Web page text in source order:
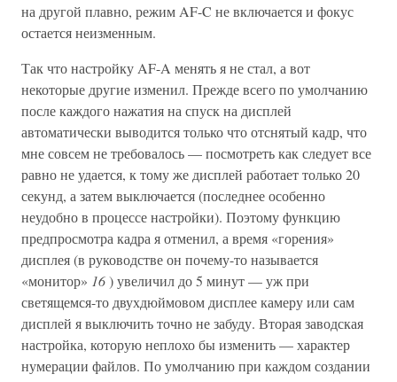
на другой плавно, режим AF-C не включается и фокус
остается неизменным.
Так что настройку AF-A менять я не стал, а вот
некоторые другие изменил. Прежде всего по умолчанию
после каждого нажатия на спуск на дисплей
автоматически выводится только что отснятый кадр, что
мне совсем не требовалось — посмотреть как следует все
равно не удается, к тому же дисплей работает только 20
секунд, а затем выключается (последнее особенно
неудобно в процессе настройки). Поэтому функцию
предпросмотра кадра я отменил, а время «горения»
дисплея (в руководстве он почему-то называется
«монитор» 16) увеличил до 5 минут — уж при
светящемся-то двухдюймовом дисплее камеру или сам
дисплей я выключить точно не забуду. Вторая заводская
настройка, которую неплохо бы изменить — характер
нумерации файлов. По умолчанию при каждом создании